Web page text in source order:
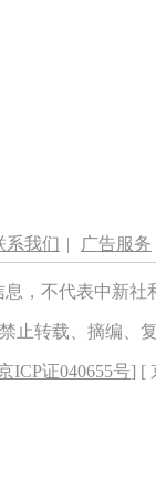
系我们 | 广告服务
，不代表中新
止转载、摘编、
ICP证040655号] [